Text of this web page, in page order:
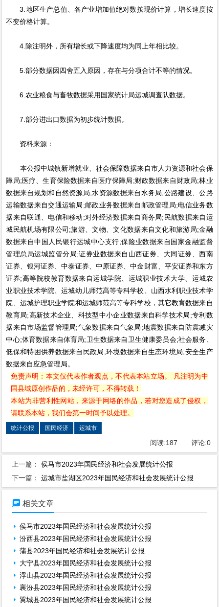
3.地区生产总值、各产业增加值绝对数按现价计算，增长速度按
不变价格计算。
4.除注明外，所有增长或下降速度均为同上年相比较。
5.部分数据因四舍五入原因，存在与分项合计不等的情况。
6.农业粮食与畜牧数据采用国家统计局运城调查队数据。
7.部分进出口数据为初步统计数据。
资料来源：
本公报中城镇新增就业、社会保障数据来自市人力资源和社会保
障局;医疗、生育保险数据来自医疗保障局;财政数据来自财政局;林业
数据来自规划和自然资源局;水资源数据来自水务局;公路建设、公路
运输数据来自交通运输局;邮政业务数据来自邮政管理局;电信业务数
据来自联通、电信和移动;对外经济数据来自商务局;民航数据来自运
城民航机场有限公司;旅游、文物、文化数据来自文化和旅游局;金融
数据来自中国人民银行运城中心支行;保险业数据来自国家金融监督
管理总局运城监管分局;证券业数据来自山西证券、大同证券、西南
证券、银河证券、中泰证券、中原证券、中金财富、平安证券和东方
证券;高等院校教育数据来自运城学院、运城职业技术大学、运城农
业职业技术学院、运城幼儿师范高等专科学校、山西水利职业技术学
院、运城护理职业学院和运城师范高等专科学校，其它教育数据来自
教育局;高新技术企业、科技型中小企业数据来自科学技术局;专利数
据来自市场监督管理局;气象数据来自气象局;地震数据来自防震减灾
中心;体育数据来自体育局;卫生数据来自卫生健康委员会;社会服务、
低保和特困供养数据来自民政局;环境数据来自生态环境局;安全生产
数据来自应急管理局。
免责声明：本文仅代表作者观点，不代表本站立场。 凡注明为中
国县域原创作品的，未经许可，不得转载！
本站为非营利性网站，来源于网络的作品，若对您造成了侵权，
请联系本站，我们会第一时间予以处理。
统计公报 国民经济 运城市
阅读:187 评论:0
上一篇：侯马市2023年国民经济和社会发展统计公报
下一篇：运城市盐湖区2023年国民经济和社会发展统计公报
 相关文章
侯马市2023年国民经济和社会发展统计公报
汾西县2023年国民经济和社会发展统计公报
蒲县2023年国民经济和社会发展统计公报
大宁县2023年国民经济和社会发展统计公报
浮山县2023年国民经济和社会发展统计公报
襄汾县2023年国民经济和社会发展统计公报
翼城县2023年国民经济和社会发展统计公报